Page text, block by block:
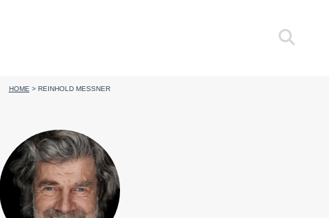
HOME > REINHOLD MESSNER